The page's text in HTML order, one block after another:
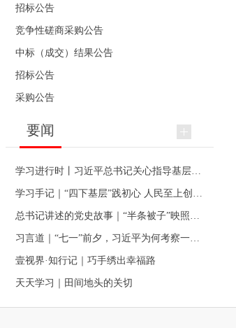
招标公告
竞争性磋商采购公告
中标（成交）结果公告
招标公告
采购公告
要闻
壹视界·知行记｜巧手绣出幸福路
天天学习｜田间地头的关切